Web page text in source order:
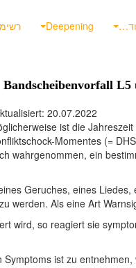
Deepening
Bandscheibenvorfall
ist die
Momentes (=
wahrgenommen, ein
Geruches, eines
werden. Als eine Art
wird, so reagiert sie
ist zu